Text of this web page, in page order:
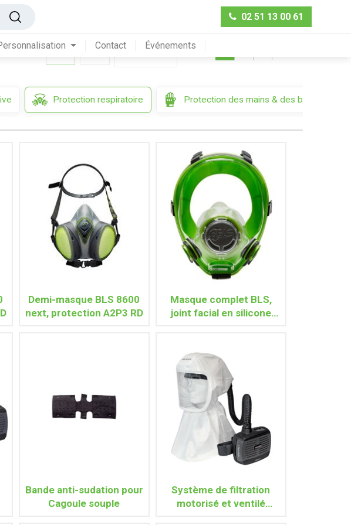
02 51 13 00 61
Contact ÉvénementsPréc.
Trier par
Protection respiratoire Protection des mains & des bras
Demi-masque BLS 8600
next, protection A2P3 RD
Masque complet BLS,
joint facial en silicone
Bande anti-sudation pour
Cagoule souple
Système de filtration
motorisé et ventilé